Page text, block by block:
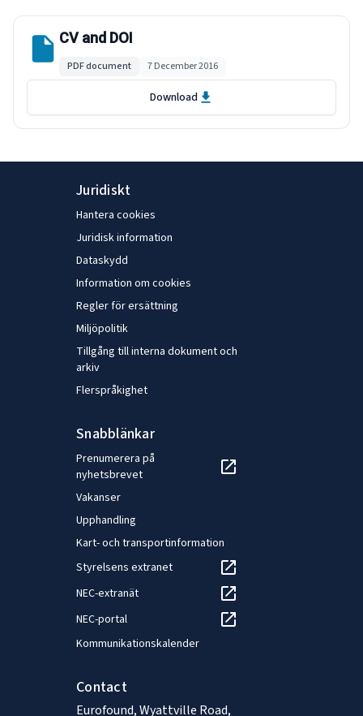
CV and DOI
PDF document 7 December 2016
Download
Juridiskt
Hantera cookies
Juridisk information
Dataskydd
Information om cookies
Regler för ersättning
Miljöpolitik
Tillgång till interna dokument och
arkiv
Flerspråkighet
Snabblänkar
Prenumerera på
nyhetsbrevet
Vakanser
Upphandling
Kart- och transportinformation
Styrelsens extranet
NEC-extranät
NEC-portal
Kommunikationskalender
Contact
Eurofound, Wyattville Road,